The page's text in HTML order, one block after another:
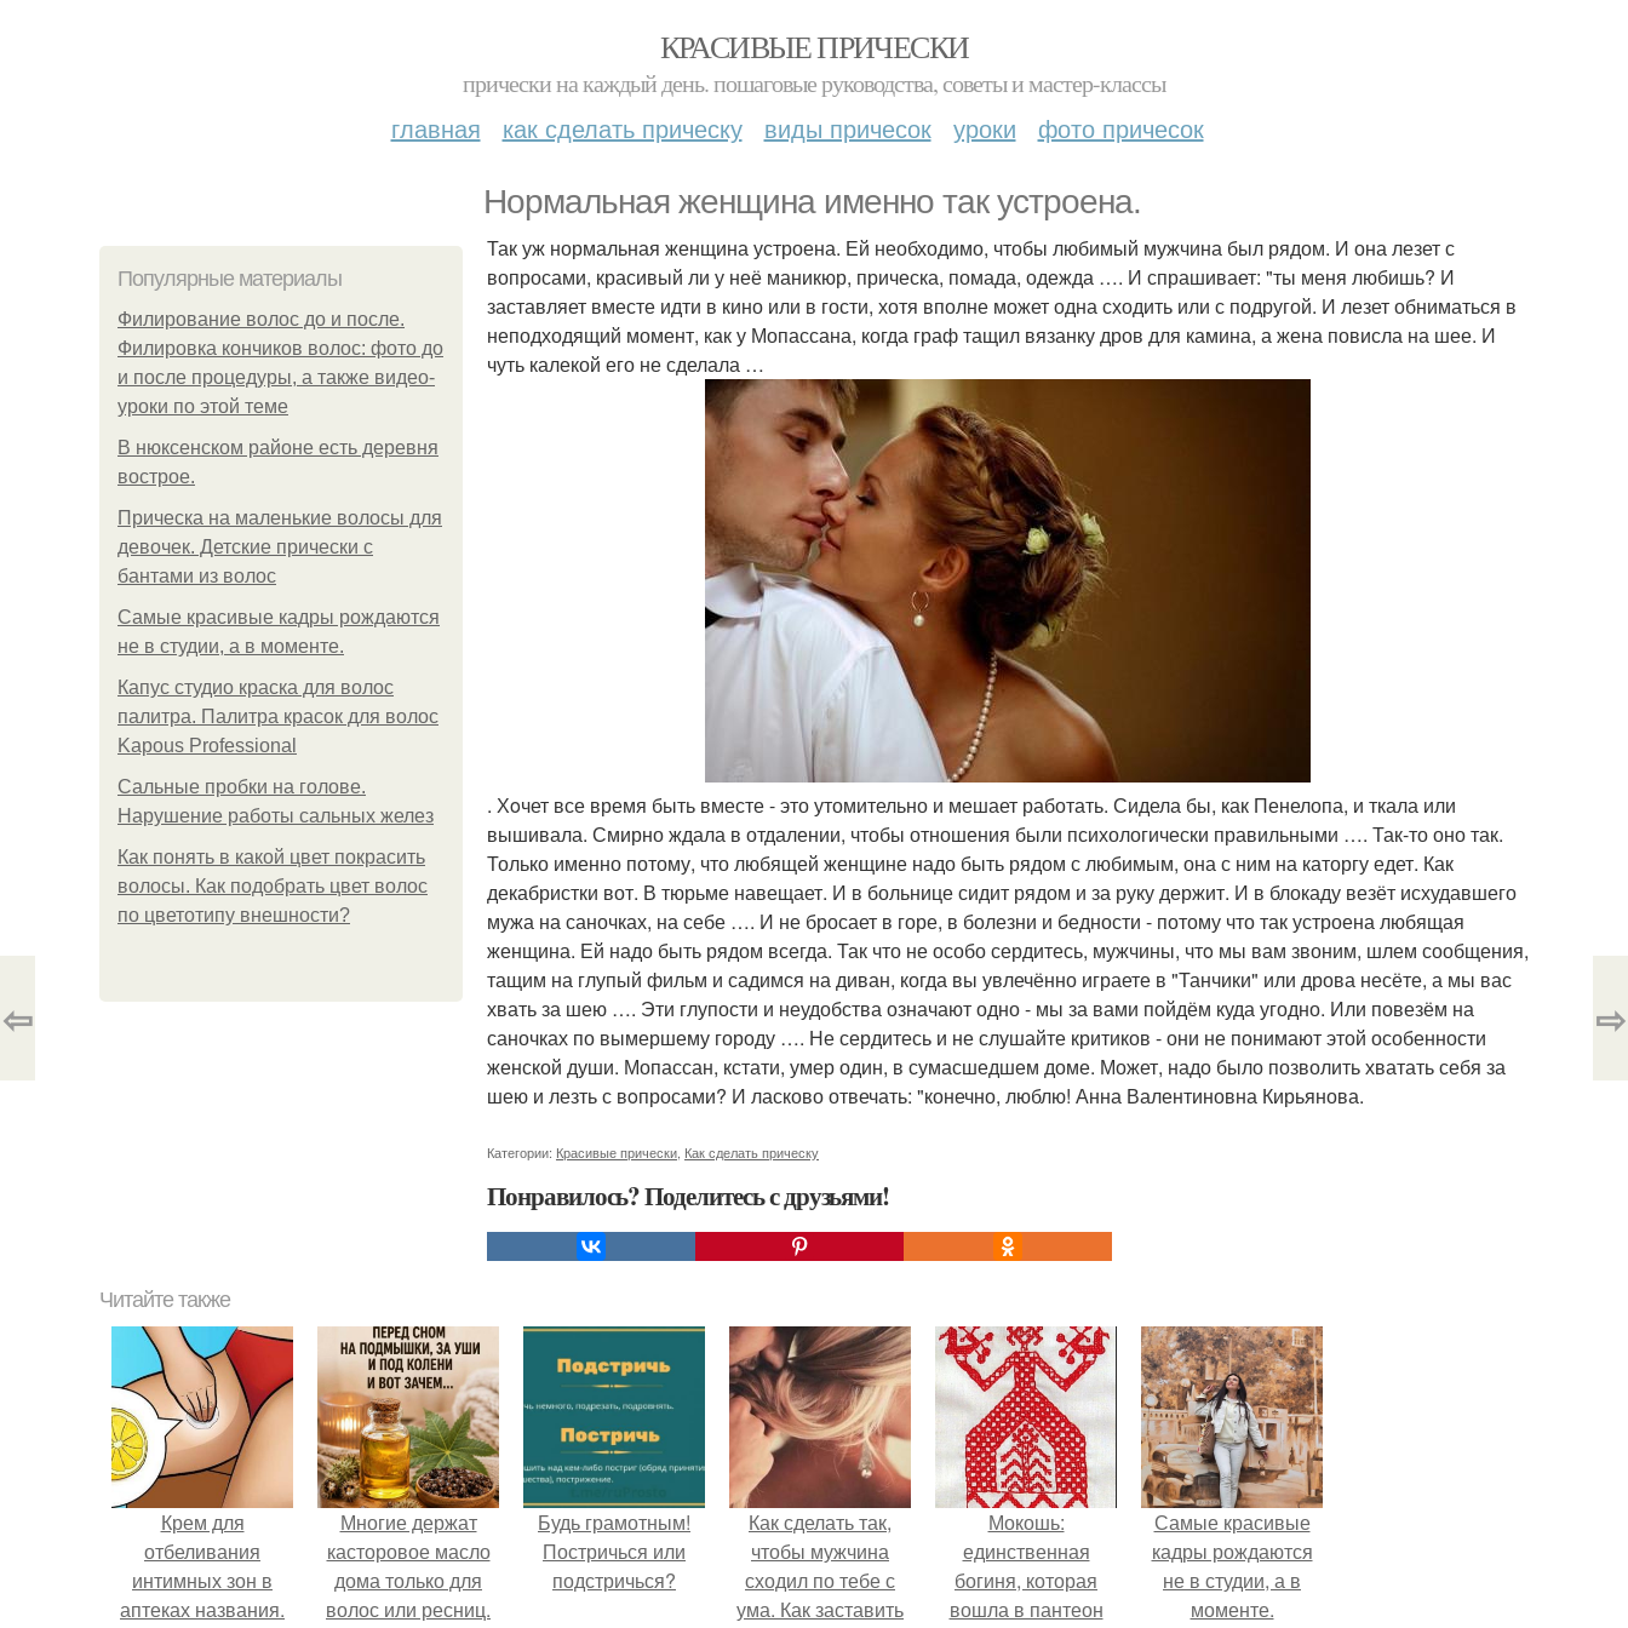
КРАСИВЫЕ ПРИЧЕСКИ
прически на каждый день. пошаговые руководства, советы и мастер-классы
главная как сделать прическу виды причесок уроки фото причесок
Нормальная женщина именно так устроена.
Популярные материалы
Филирование волос до и после.
Филировка кончиков волос: фото до
и после процедуры, а также видео-
уроки по этой теме
В нюксенском районе есть деревня
вострое.
Прическа на маленькие волосы для
девочек. Детские прически с
бантами из волос
Самые красивые кадры рождаются
не в студии, а в моменте.
Капус студио краска для волос
палитра. Палитра красок для волос
Kapous Professional
Сальные пробки на голове.
Нарушение работы сальных желез
Как понять в какой цвет покрасить
волосы. Как подобрать цвет волос
по цветотипу внешности?
Так уж нормальная женщина устроена. Ей необходимо, чтобы любимый мужчина был рядом. И она лезет с
вопросами, красивый ли у неё маникюр, прическа, помада, одежда …. И спрашивает: "ты меня любишь? И
заставляет вместе идти в кино или в гости, хотя вполне может одна сходить или с подругой. И лезет обниматься в
неподходящий момент, как у Мопассана, когда граф тащил вязанку дров для камина, а жена повисла на шее. И
чуть калекой его не сделала …
. Хoчет все время быть вместе - это утомительно и мешает работать. Сидела бы, как Пенелопа, и ткала или
вышивала. Смирно ждала в отдалении, чтобы отношения были психологически правильными …. Так-то оно так.
Только именно потому, что любящей женщине надо быть рядом с любимым, она с ним на каторгу едет. Как
декабристки вот. В тюрьме навещает. И в больнице сидит рядом и за руку держит. И в блокаду везёт исхудавшего
мужа на саночках, на себе …. И не бросает в горе, в болезни и бедности - потому что так устроена любящая
женщина. Ей надо быть рядом всегда. Так что не особо сердитесь, мужчины, чтo мы вам звоним, шлем сообщения,
тащим на глупый фильм и садимся на диван, когда вы увлечённо играете в "Танчики" или дрова несёте, а мы вас
хвать за шею …. Эти глупости и неудобства означают одно - мы за вами пойдём куда угодно. Или повезём на
саночках по вымершему городу …. Не сердитесь и не слушайте критиков - они не понимают этой особенности
женской души. Мопассан, кстати, умер один, в сумасшедшем доме. Может, надо было позволить хватать себя за
шею и лезть с вoпросами? И ласково отвечать: "конечно, люблю! Анна Валентиновна Кирьянова.
Категории: Красивые прически Как сделать прическу
Понравилось? Поделитесь с друзьями!
⇦ ⇨
Читайте также
Крем для
отбеливания
интимных зон в
аптеках названия.
Многие держат
касторовое масло
дома только для
волос или ресниц.
Будь грамотным!
Постричься или
подстричься?
Как сделать так,
чтобы мужчина
сходил по тебе с
ума. Как заставить
Мокошь:
единственная
богиня, которая
вошла в пантеон
Самые красивые
кадры рождаются
не в студии, а в
моменте.